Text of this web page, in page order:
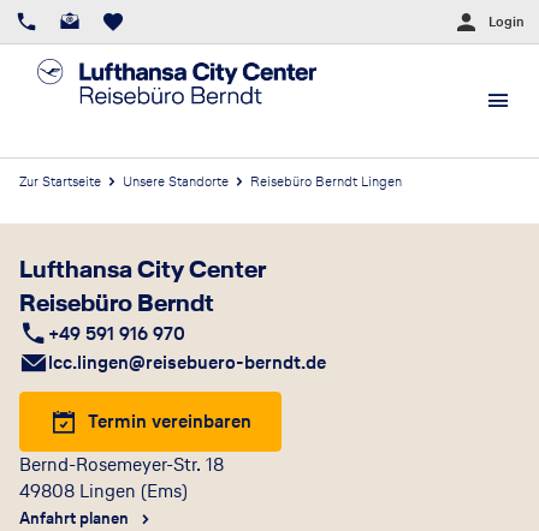
Login
Zur Startseite Unsere Standorte Reisebüro Berndt Lingen
Lufthansa City Center
Reisebüro Berndt
+49 591 916 970
lcc.lingen@reisebuero-berndt.de
Termin vereinbaren
Bernd-Rosemeyer-Str. 18
49808 Lingen (Ems)
Anfahrt planen